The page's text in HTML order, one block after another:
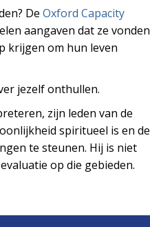
De Oxford Capacity
aangaven dat ze vonden
krijgen om hun leven
jezelf onthullen.
zijn leden van de
spiritueel is en de
te steunen. Hij is niet
op die gebieden.